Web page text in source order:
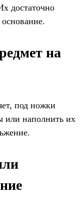
достаточно
на
под ножки
или наполнить их